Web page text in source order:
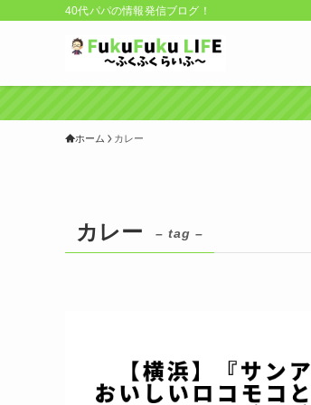
40代パパの情報発信ブログ！
ホーム カレー
カレー – tag –